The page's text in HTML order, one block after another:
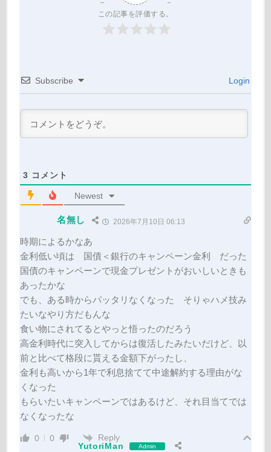
この記事を評価する。
Subscribe Login
3 コメント
Newest
名無し 2026年7月10日 06:13
時期によるかなあ
金利低い頃は 国債＜銀行のキャンペーン金利 だった
国債のキャンペーンで現金プレゼントがおいしいときも
あったかな
でも、ある時からパッタリなくなった そりゃハメ技み
たいなやり方だもんな
食い物にされてるとやっと悟ったのだろう
高金利時代に突入してからは復活したみたいだけど、以
前と比べて格段に貰える金額下がったし、
金利も高いから1年で利息捨てて中途解約する理由がな
くなった
もらいたいキャンペーンではあるけど、それ目当てでは
なくなったな
0 0
Reply
YutoriMan
Admin